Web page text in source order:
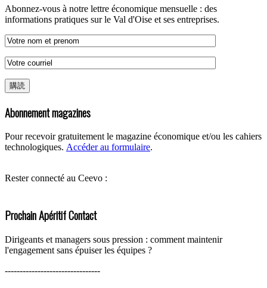
Abonnez-vous à notre lettre économique mensuelle : des
informations pratiques sur le Val d'Oise et ses entreprises.
Abonnement magazines
Pour recevoir gratuitement le magazine économique et/ou les cahiers
technologiques. Accéder au formulaire.
Rester connecté au Ceevo :
Prochain Apéritif Contact
Dirigeants et managers sous pression : comment maintenir
l'engagement sans épuiser les équipes ?
--------------------------------